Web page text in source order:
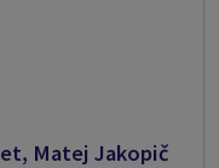
Matej Jakopič